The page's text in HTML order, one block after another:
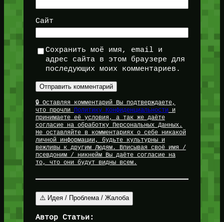
Сайт
Сохранить моё имя, email и
адрес сайта в этом браузере для
последующих моих комментариев.
🔒 Оставляя комментарий Вы подтверждаете,
что прочли Политику Конфиденциальностии
принимаете её условия, а так же даёте
согласие на обработку Персональных Данных.
Не оставляйте в комментариях о себе никакой
личной информации, будьте культурны и
вежливы к другим Людям. Вписывая своё имя /
псевдоним / никнейм Вы даёте согласие на
то, что они будут видны всем.
⚠️ Идея / Проблема / Жалоба
Автор Статьи: